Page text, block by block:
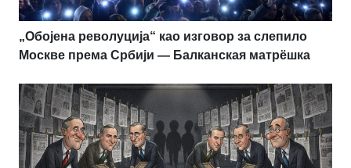
„Обојена револуција“ као изговор за слепило
Москве према Србији — Балканская матрёшка